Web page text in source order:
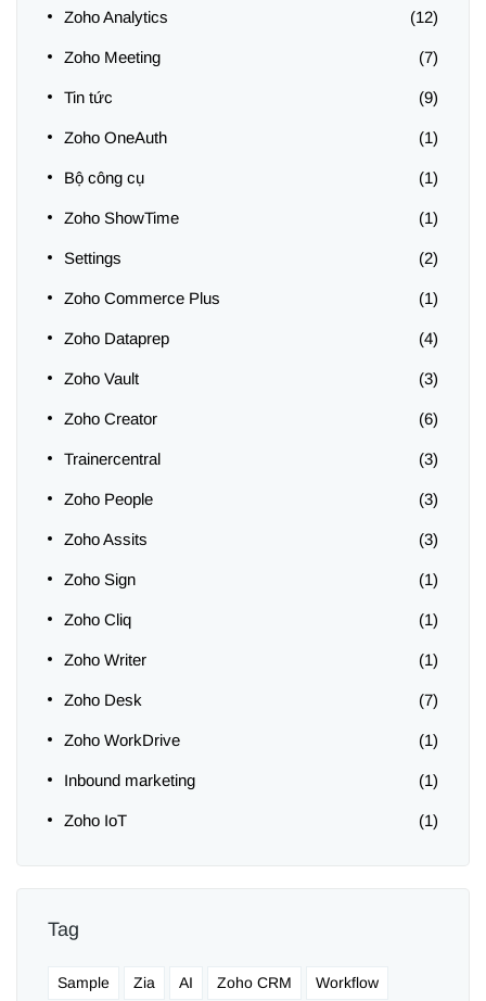
Zoho Analytics (12)
Zoho Meeting (7)
Tin tức (9)
Zoho OneAuth (1)
Bộ công cụ (1)
Zoho ShowTime (1)
Settings (2)
Zoho Commerce Plus (1)
Zoho Dataprep (4)
Zoho Vault (3)
Zoho Creator (6)
Trainercentral (3)
Zoho People (3)
Zoho Assits (3)
Zoho Sign (1)
Zoho Cliq (1)
Zoho Writer (1)
Zoho Desk (7)
Zoho WorkDrive (1)
Inbound marketing (1)
Zoho IoT (1)
Tag
Sample Zia AI Zoho CRM Workflow